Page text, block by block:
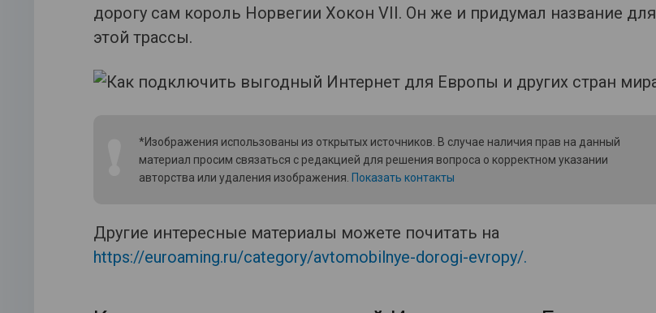
дорогу сам король Норвегии Хокон VII. Он же и придумал название для
этой трассы.
*Изображения использованы из открытых источников. В случае наличия прав на данный
материал просим связаться с редакцией для решения вопроса о корректном указании
авторства или удаления изображения. Показать контакты
Другие интересные материалы можете почитать на
https://euroaming.ru/category/avtomobilnye-dorogi-evropy/.